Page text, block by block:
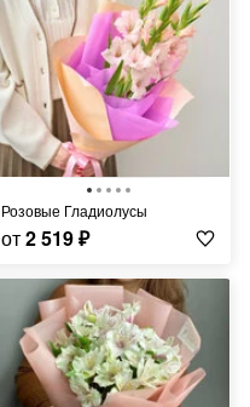
Розовые Гладиолусы
от2 519₽